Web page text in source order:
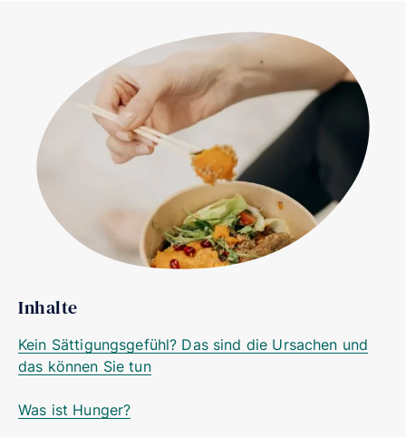
Inhalte
Kein Sättigungsgefühl? Das sind die Ursachen und
das können Sie tun
Was ist Hunger?